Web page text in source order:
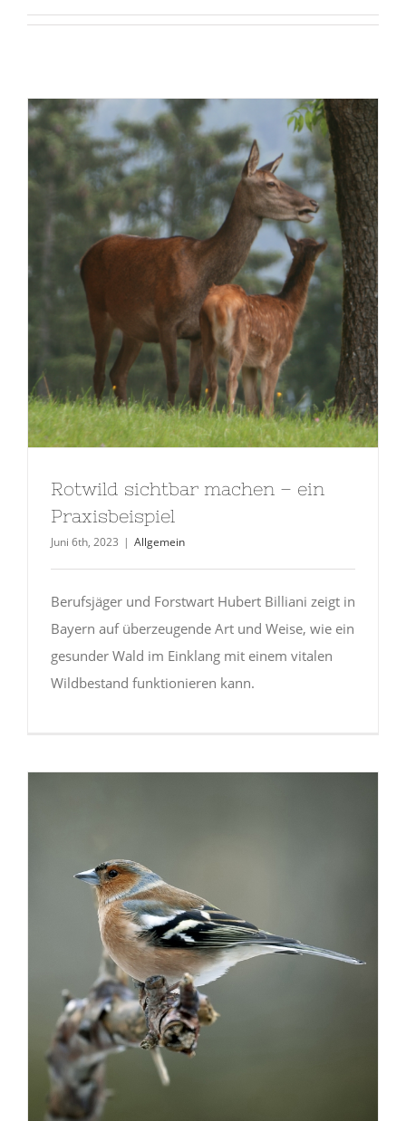
Rotwild sichtbar machen – ein
Praxisbeispiel
Juni 6th, 2023 | Allgemein
Berufsjäger und Forstwart Hubert Billiani zeigt in
Bayern auf überzeugende Art und Weise, wie ein
gesunder Wald im Einklang mit einem vitalen
Wildbestand funktionieren kann.